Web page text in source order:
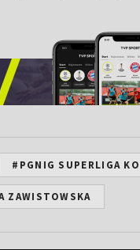
#PGNIG SUPERLIGA
ZAWISTOWSKA